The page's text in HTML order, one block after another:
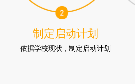
制定启动计划
依据学校现状，制定启动计划